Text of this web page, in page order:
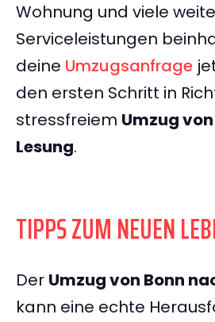
Wohnung und viele
Serviceleistungen
deine Umzugsanfrage
den ersten Schritt in
stressfreiem Umzug
Lesung.
TIPPS ZUM NEUEN
Der Umzug von Bonn
kann eine echte